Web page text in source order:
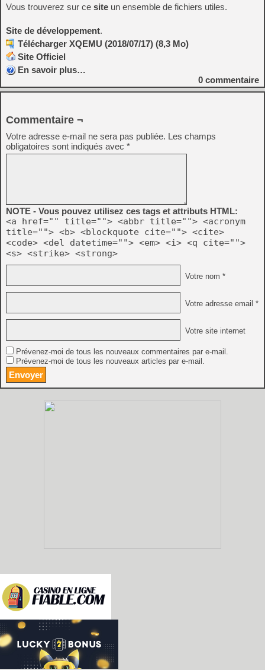
Vous trouverez sur ce site un ensemble de fichiers utiles.
Site de développement.
Télécharger XQEMU (2018/07/17) (8,3 Mo)
Site Officiel
En savoir plus…
0 commentaire
Commentaire ¬
Votre adresse e-mail ne sera pas publiée. Les champs
obligatoires sont indiqués avec *
NOTE - Vous pouvez utilisez ces tags et attributs HTML:
<a href="" title=""> <abbr title=""> <acronym
title=""> <b> <blockquote cite=""> <cite>
<code> <del datetime=""> <em> <i> <q cite="">
<s> <strike> <strong>
Votre nom *
Votre adresse email *
Votre site internet
Prévenez-moi de tous les nouveaux commentaires par e-mail.
Prévenez-moi de tous les nouveaux articles par e-mail.